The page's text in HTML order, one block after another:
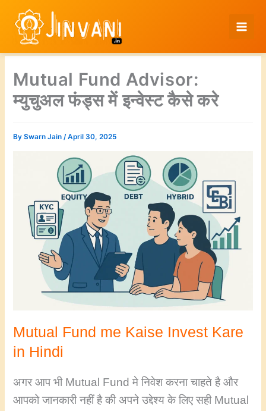
content
Mutual Fund Advisor:
म्युचुअल फंड्स में इन्वेस्ट कैसे करे
BySwarn Jain/April 30, 2025
Mutual Fund me Kaise Invest Kare
in Hindi
अगर आप भी Mutual Fund मे निवेश करना चाहते है और
आपको जानकारी नहीं है की अपने उद्देश्य के लिए सही Mutual